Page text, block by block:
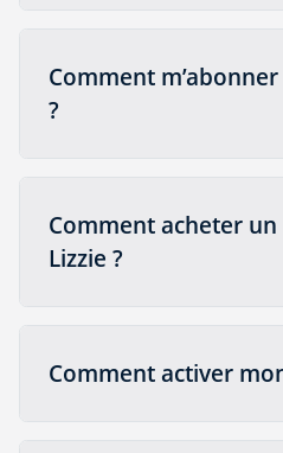
Comment
?
Comment acheter
Lizzie ?
Comment activer